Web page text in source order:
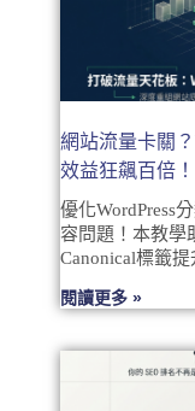
網站流量卡關
效益狂飆百倍！
優化WordPress
容問題！本教學
Canonical標籤提
閱讀更多 »